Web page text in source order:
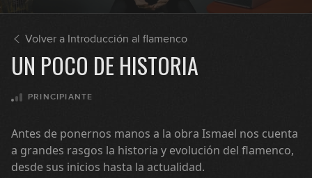
Volver a Introducción al flamenco
UN POCO DE HISTORIA
PRINCIPIANTE
Antes de ponernos manos a la obra Ismael nos cuenta
a grandes rasgos la historia y evolución del flamenco,
desde sus inicios hasta la actualidad.